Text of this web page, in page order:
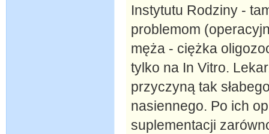
Instytutu Rodziny -
problemom
męża - ciężka
tylko na In Vitro.
przyczyną tak
nasiennego. Po ich
suplementacji